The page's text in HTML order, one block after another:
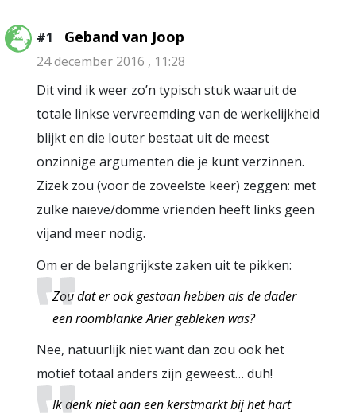
#1 Geband van Joop
24 december 2016 , 11:28
Dit vind ik weer zo’n typisch stuk waaruit de
totale linkse vervreemding van de werkelijkheid
blijkt en die louter bestaat uit de meest
onzinnige argumenten die je kunt verzinnen.
Zizek zou (voor de zoveelste keer) zeggen: met
zulke naïeve/domme vrienden heeft links geen
vijand meer nodig.
Om er de belangrijkste zaken uit te pikken:
Zou dat er ook gestaan hebben als de dader
een roomblanke Ariër gebleken was?
Nee, natuurlijk niet want dan zou ook het
motief totaal anders zijn geweest… duh!
Ik denk niet aan een kerstmarkt bij het hart